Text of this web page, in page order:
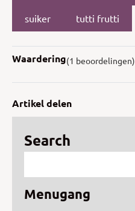
suiker tutti frutti
Waardering(1 beoordelingen)
Artikel delen
Search
Menugang